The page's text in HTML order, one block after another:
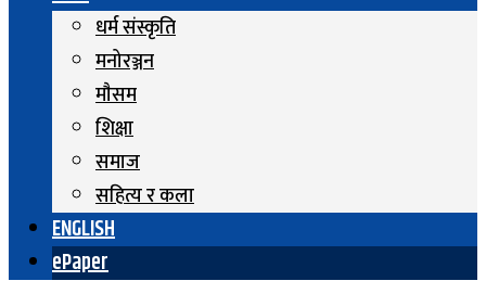
धर्म संस्कृति
मनोरञ्जन
माैसम
शिक्षा
समाज
सहित्य र कला
ENGLISH
ePaper